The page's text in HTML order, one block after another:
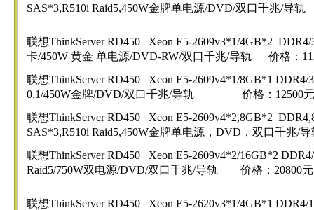
SAS*3,R510i Raid5,450W金牌单电源/DVD/双口千兆/导轨
联想ThinkServer RD450 Xeon E5-2609v3*1/4GB*2
卡/450W 黄金 单电源/DVD-RW/双口千兆/导轨 价格：
联想ThinkServer RD450 Xeon E5-2609v4*1/8GB*1 DDR4/
0,1/450W金牌/DVD/双口千兆/导轨 价格：12500元
联想ThinkServer RD450 Xeon E5-2609v4*2,8GB*2
SAS*3,R510i Raid5,450W金牌单电源，DVD，双口千兆/
联想ThinkServer RD450 Xeon E5-2609v4*2/16GB*2
Raid5/750W双电源/DVD/双口千兆/导轨 价格：20800元
联想ThinkServer RD450 Xeon E5-2620v3*1/4GB*1 DDR4/